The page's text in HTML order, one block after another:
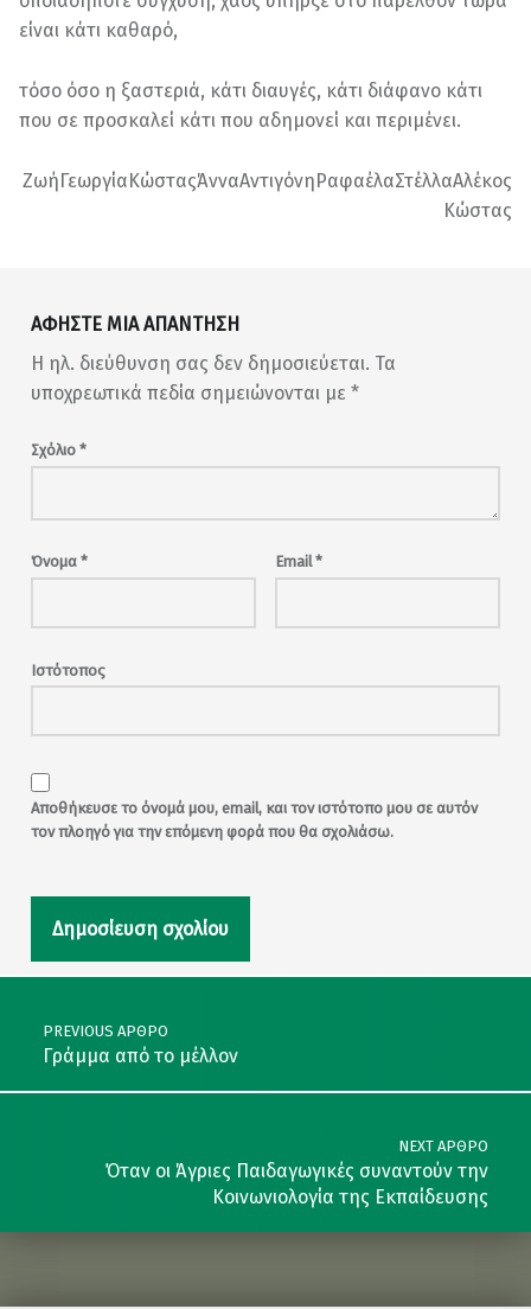
είναι κάτι καθαρό,
τόσο όσο η ξαστεριά, κάτι διαυγές, κάτι διάφανο κάτι
που σε προσκαλεί κάτι που αδημονεί και περιμένει.
ΖωήΓεωργίαΚώσταςΆνναΑντιγόνηΡαφαέλαΣτέλλαΑλέκος
Κώστας
ΑΦΉΣΤΕ ΜΙΑ ΑΠΆΝΤΗΣΗ
Η ηλ. διεύθυνση σας δεν δημοσιεύεται. Τα
υποχρεωτικά πεδία σημειώνονται με *
Σχόλιο *
Όνομα * Email*
Ιστότοπος
Αποθήκευσε το όνομά μου, email, και τον ιστότοπο μου σε αυτόν
τον πλοηγό για την επόμενη φορά που θα σχολιάσω.
Post navigation
PREVIOUS ΆΡΘΡΟ
Γράμμα από το μέλλον
NEXT ΆΡΘΡΟ
Όταν οι Άγριες Παιδαγωγικές συναντούν την
Κοινωνιολογία της Εκπαίδευσης